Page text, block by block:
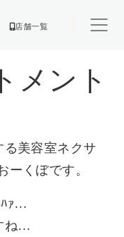
店舗一覧
メント
美容室ネクサ
ーくぼです。
ﾊｧ…
ね…